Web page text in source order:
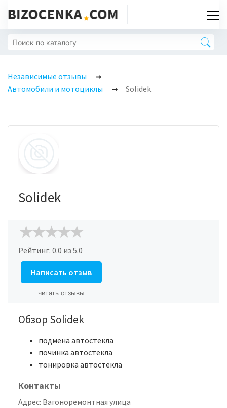
Независимые отзывы
Автомобили и мотоциклы
Solidek
Solidek
Рейтинг: 0.0 из 5.0
Написать отзыв
читать отзывы
Обзор Solidek
подмена автостекла
починка автостекла
тонировка автостекла
Контакты
Адрес: Вагоноремонтная улица